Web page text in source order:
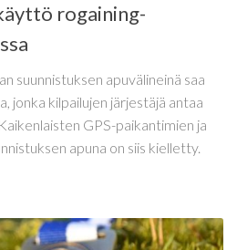
rogaining-
suunnistuksen apuvälineinä saa
jonka kilpailujen järjestäjä antaa
GPS-paikantimien ja
apuna on siis kielletty.